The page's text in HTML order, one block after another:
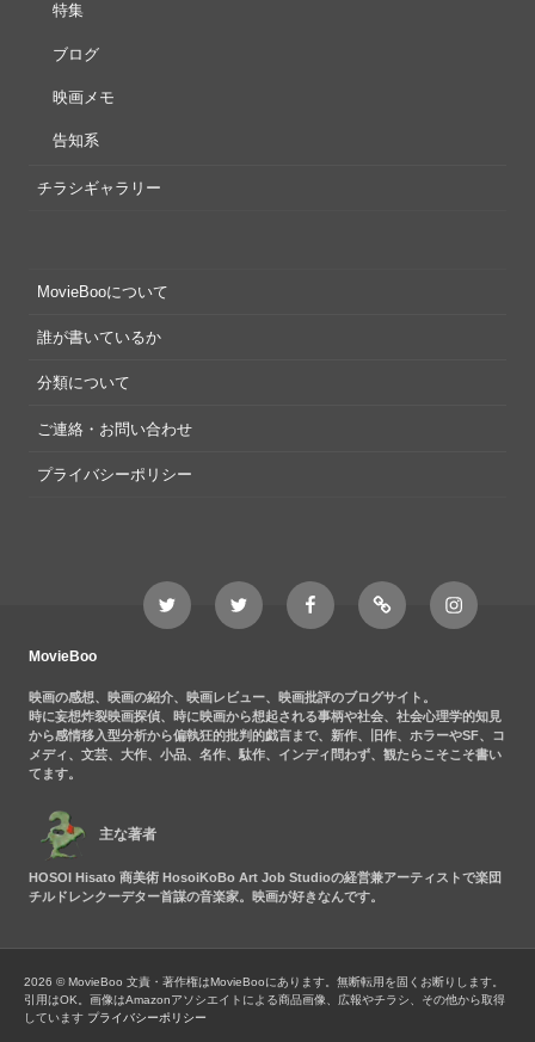
特集
ブログ
映画メモ
告知系
チラシギャラリー
MovieBooについて
誰が書いているか
分類について
ご連絡・お問い合わせ
プライバシーポリシー
Twitter
MovieBoo
Twitter
Nezshi
Movieboo
Facebook
Feedly
Instagram
Nezshi
MovieBoo
映画の感想、映画の紹介、映画レビュー、映画批評のブログサイト。
時に妄想炸裂映画探偵、時に映画から想起される事柄や社会、社会心理学的知見
から感情移入型分析から偏執狂的批判的戯言まで、新作、旧作、ホラーやSF、コ
メディ、文芸、大作、小品、名作、駄作、インディ問わず、観たらこそこそ書い
てます。
主な著者
HOSOI Hisato 商美術 HosoiKoBo Art Job Studioの経営兼アーティストで楽団
チルドレンクーデター首謀の音楽家。映画が好きなんです。
2026 © MovieBoo 文責・著作権はMovieBooにあります。無断転用を固くお断りします。
引用はOK。画像はAmazonアソシエイトによる商品画像、広報やチラシ、その他から取得
しています プライバシーポリシー